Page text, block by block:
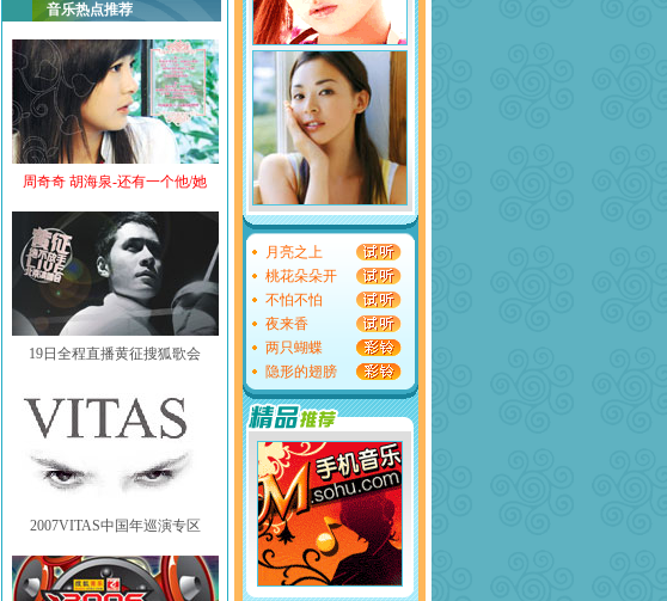
音乐热点推荐
周奇奇 胡海泉-还有一个他/她
19日全程直播黄征搜狐歌会
2007VITAS中国年巡演专区
月亮之上
桃花朵朵开
不怕不怕
夜来香
两只蝴蝶
隐形的翅膀